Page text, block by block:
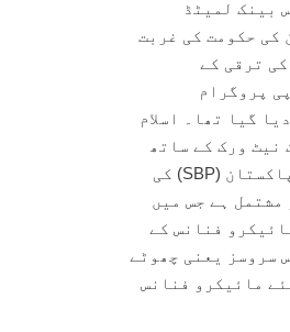
بینک لمیٹڈ
کی حکومت کی غربت
ترقی کے
پروگرام
گیا تھا۔ اسلام
میں 240 شاخوں کے ایک نیٹ ورک کے ساتھ
خوشحالی مائیکرو فنانس بینک (KMBL)، سٹیٹ بینک آف پاکستان (SBP) کی
مشتمل ہے جس میں
فنانس کے
سروسز یعنی چھوٹے
مائیکرو فنانس